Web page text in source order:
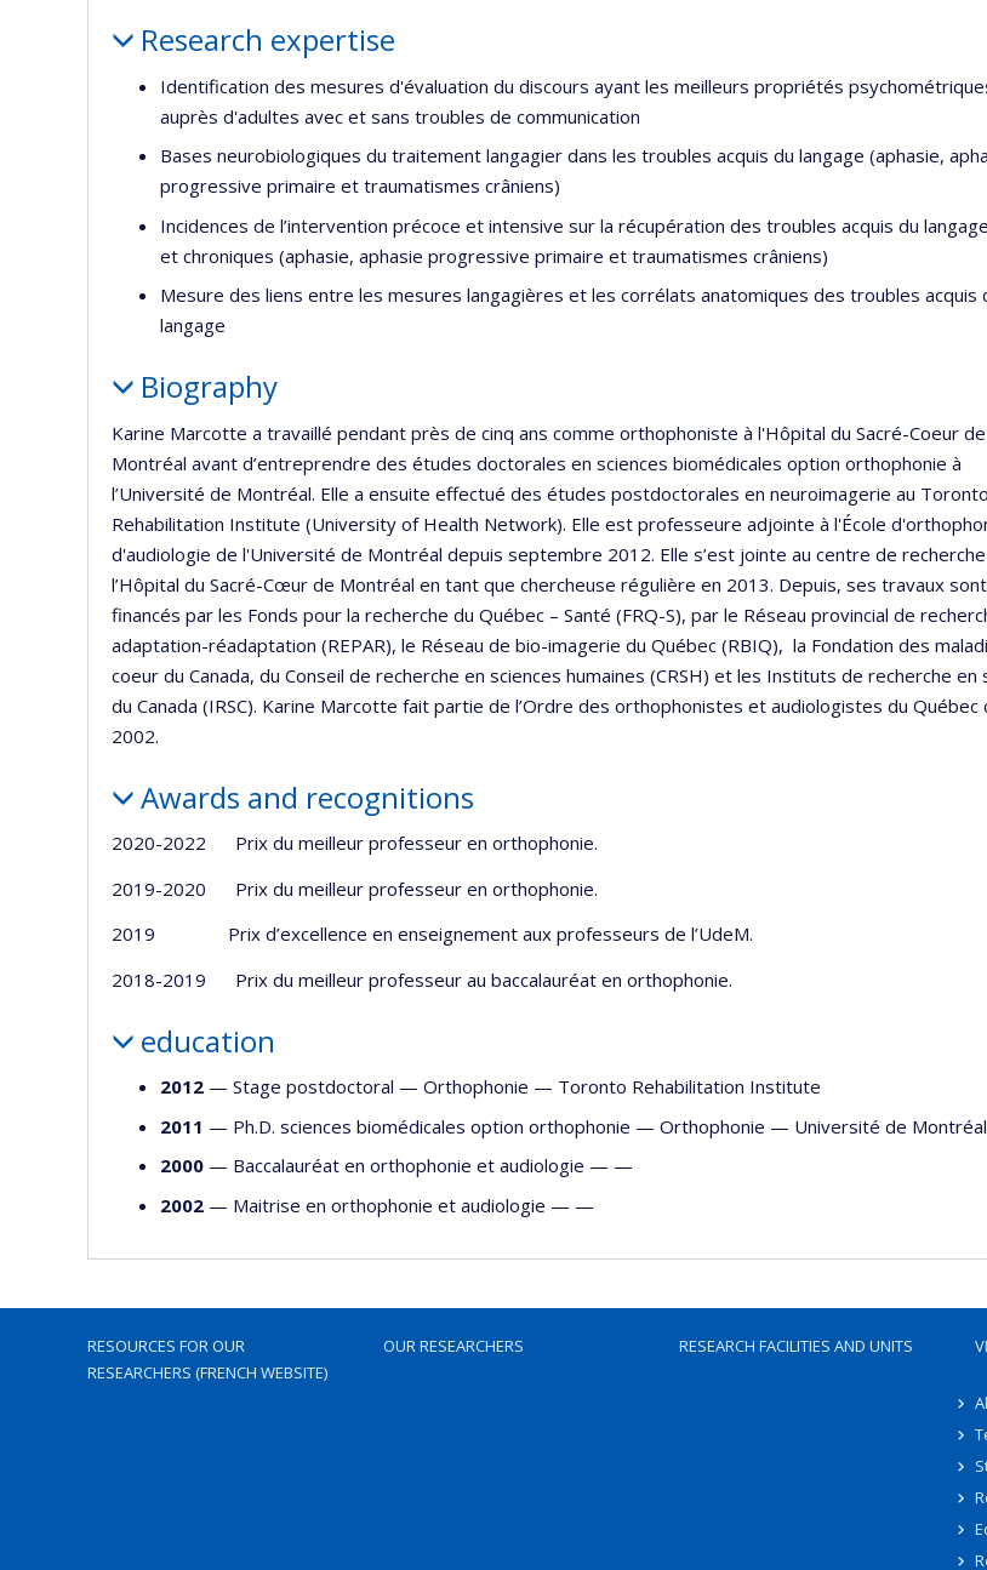
Research expertise
Identification des mesures d'évaluation du discours ayant les meilleurs propriétés
auprès d'adultes avec et sans troubles de communication
Bases neurobiologiques du traitement langagier dans les troubles acquis du langage (aphasie,
progressive primaire et traumatismes crâniens)
Incidences de l’intervention précoce et intensive sur la récupération des troubles acquis du
et chroniques (aphasie, aphasie progressive primaire et traumatismes crâniens)
Mesure des liens entre les mesures langagières et les corrélats anatomiques des troubles acquis
langage
Biography
Karine Marcotte a travaillé pendant près de cinq ans comme orthophoniste à l'Hôpital du Sacré-Coeur de
Montréal avant d’entreprendre des études doctorales en sciences biomédicales option orthophonie à
l’Université de Montréal. Elle a ensuite effectué des études postdoctorales en neuroimagerie au Toronto
Rehabilitation Institute (University of Health Network). Elle est professeure adjointe à l'École
d'audiologie de l'Université de Montréal depuis septembre 2012. Elle s’est jointe au centre de
l’Hôpital du Sacré-Cœur de Montréal en tant que chercheuse régulière en 2013. Depuis, ses travaux sont
financés par les Fonds pour la recherche du Québec – Santé (FRQ-S), par le Réseau provincial de
adaptation-réadaptation (REPAR), le Réseau de bio-imagerie du Québec (RBIQ), la Fondation des
coeur du Canada, du Conseil de recherche en sciences humaines (CRSH) et les Instituts de recherche en
du Canada (IRSC). Karine Marcotte fait partie de l’Ordre des orthophonistes et audiologistes du Québec
2002.
Awards and recognitions
2020-2022 Prix du meilleur professeur en orthophonie.
2019-2020 Prix du meilleur professeur en orthophonie.
2019 Prix d’excellence en enseignement aux professeurs de l’UdeM.
2018-2019 Prix du meilleur professeur au baccalauréat en orthophonie.
education
2012 — Stage postdoctoral — Orthophonie — Toronto Rehabilitation Institute
2011 — Ph.D. sciences biomédicales option orthophonie — Orthophonie — Université de Montréal
2000 — Baccalauréat en orthophonie et audiologie — —
2002 — Maitrise en orthophonie et audiologie — —
RESOURCES FOR OUR
RESEARCHERS (FRENCH WEBSITE)
OUR RESEARCHERS RESEARCH FACILITIES AND UNITS